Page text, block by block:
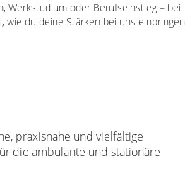
Werkstudium oder Berufseinstieg – bei
wie du deine Stärken bei uns einbringen
praxisnahe und vielfältige
die ambulante und stationäre